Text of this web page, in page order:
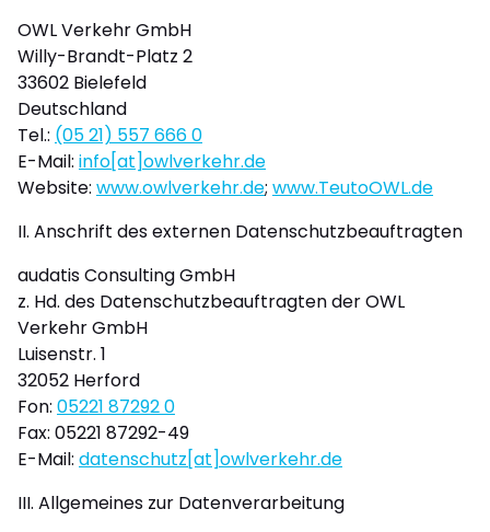
OWL Verkehr GmbH
Willy-Brandt-Platz 2
33602 Bielefeld
Deutschland
Tel.: (05 21) 557 666 0
E-Mail: info[at]owlverkehr.de
Website: www.owlverkehr.de; www.TeutoOWL.de
II. Anschrift des externen Datenschutzbeauftragten
audatis Consulting GmbH
z. Hd. des Datenschutzbeauftragten der OWL
Verkehr GmbH
Luisenstr. 1
32052 Herford
Fon: 05221 87292 0
Fax: 05221 87292-49
E-Mail: datenschutz[at]owlverkehr.de
III. Allgemeines zur Datenverarbeitung